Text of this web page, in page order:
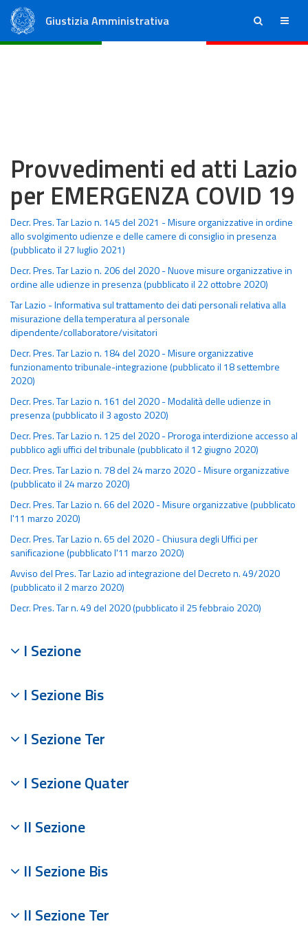
Giustizia Amministrativa ricerca menu
Provvedimenti ed atti Lazio
per EMERGENZA COVID 19
Decr. Pres. Tar Lazio n. 145 del 2021 - Misure organizzative in ordine
allo svolgimento udienze e delle camere di consiglio in presenza
(pubblicato il 27 luglio 2021)
Decr. Pres. Tar Lazio n. 206 del 2020 - Nuove misure organizzative in
ordine alle udienze in presenza (pubblicato il 22 ottobre 2020)
Tar Lazio - Informativa sul trattamento dei dati personali relativa alla
misurazione della temperatura al personale
dipendente/collaboratore/visitatori
Decr. Pres. Tar Lazio n. 184 del 2020 - Misure organizzative
funzionamento tribunale-integrazione (pubblicato il 18 settembre
2020)
Decr. Pres. Tar Lazio n. 161 del 2020 - Modalità delle udienze in
presenza (pubblicato il 3 agosto 2020)
Decr. Pres. Tar Lazio n. 125 del 2020 - Proroga interdizione accesso al
pubblico agli uffici del tribunale (pubblicato il 12 giugno 2020)
Decr. Pres. Tar Lazio n. 78 del 24 marzo 2020 - Misure organizzative
(pubblicato il 24 marzo 2020)
Decr. Pres. Tar Lazio n. 66 del 2020 - Misure organizzative (pubblicato
l'11 marzo 2020)
Decr. Pres. Tar Lazio n. 65 del 2020 - Chiusura degli Uffici per
sanificazione (pubblicato l'11 marzo 2020)
Avviso del Pres. Tar Lazio ad integrazione del Decreto n. 49/2020
(pubblicato il 2 marzo 2020)
Decr. Pres. Tar n. 49 del 2020 (pubblicato il 25 febbraio 2020)
I Sezione
I Sezione Bis
I Sezione Ter
I Sezione Quater
II Sezione
II Sezione Bis
II Sezione Ter